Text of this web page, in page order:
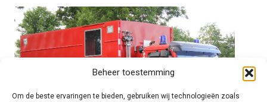
Beheer toestemming
Om de beste ervaringen te bieden, gebruiken wij technologieën zoals